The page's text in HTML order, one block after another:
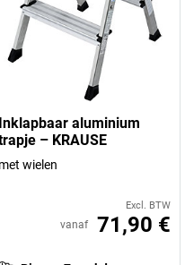
Inklapbaar aluminium
– KRAUSE
met wielen
Excl. BTW
vanaf 71,90 €